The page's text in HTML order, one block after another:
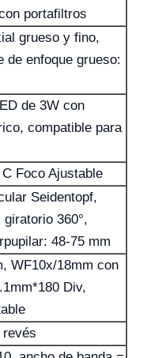
portafiltros
grueso y fino,
de enfoque grueso:
de 3W con
compatible para
Foco Ajustable
Seidentopf,
giratorio 360°,
48-75 mm
WF10x/18mm con
Div,
revés